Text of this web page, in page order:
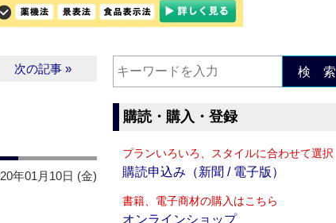
次の記事 »
年01月10日 (金)
検 索
購読・購入・登録
プランいろいろ、スタイルに合わせて選択
購読申込み（新聞 / 電子版）
書籍、電子商材の購入はこちら
オンラインショップ